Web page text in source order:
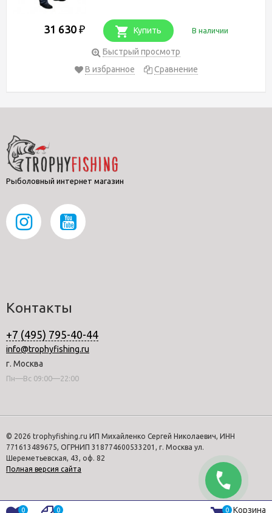
31 630 ₽ Купить В наличии
Быстрый просмотр
В избранное
Сравнение
Рыболовный интернет магазин
Контакты
+7 (495) 795-40-44
info@trophyfishing.ru
г. Москва
Пн—Вс 09:00—22:00
© 2026 trophyfishing.ru ИП Михайленко Сергей Николаевич, ИНН
771613489675, ОГРНИП 318774600533201, г. Москва ул.
Шереметьевская, 43, оф. 82
Полная версия сайта
0 0 0 Корзина